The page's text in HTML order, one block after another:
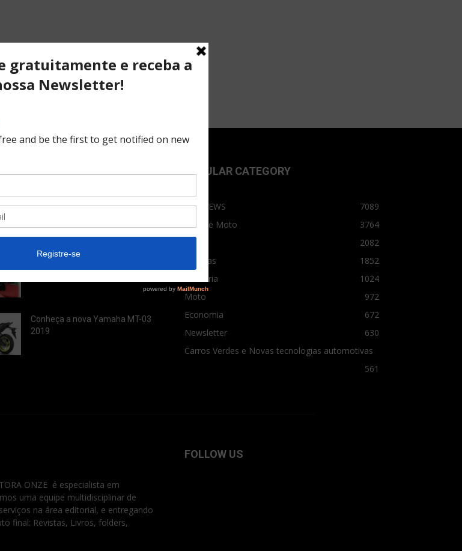
Desvendando os segredos dos
desempenho...
10 causas da queda de pressão
Conheça a nova Yamaha MT-03
2019
POPULAR CATEGORY
TOPNEWS
7089
Carro e Moto
3764
2082
Notícias
1852
Indústria
1024
Moto
972
Economia
672
Newsletter
630
Carros Verdes e Novas tecnologias automotivas
561
ONZE é especialista em
uma equipe multidisciplinar de
na área editorial, e entregando
final: Revistas, Livros, folders,
FOLLOW US